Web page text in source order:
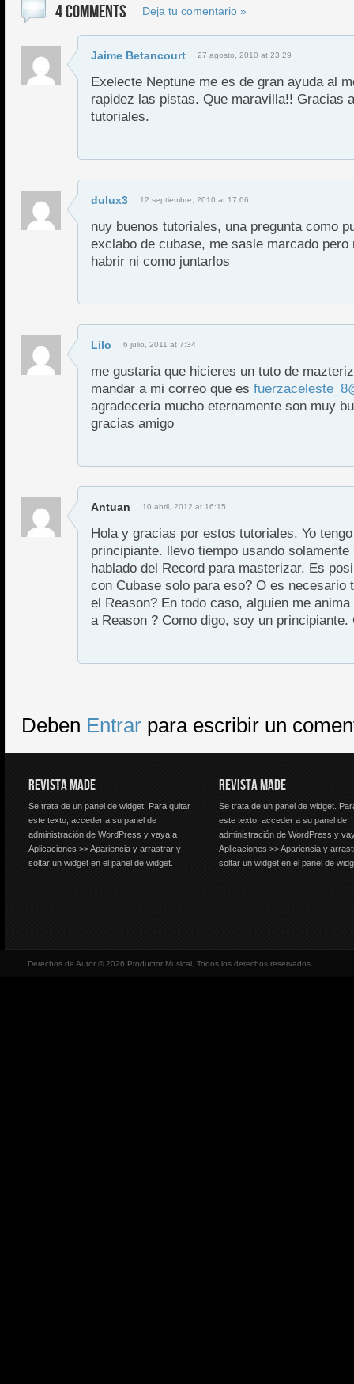
4 COMMENTS Deja tu comentario »
Jaime Betancourt 27 agosto, 2010 at 23:29
Exelecte Neptune me es de gran ayuda al
rapidez las pistas. Que maravilla!! Gracias
tutoriales.
dulux3 12 septiembre, 2010 at 17:06
nuy buenos tutoriales, una pregunta como
exclabo de cubase, me sasle marcado pero
habrir ni como juntarlos
Lilo 6 julio, 2011 at 7:34
me gustaria que hicieres un tuto de
mandar a mi correo que es
agradeceria mucho eternamente son muy
gracias amigo
Antuan 10 abril, 2012 at 16:15
Hola y gracias por estos tutoriales. Yo
principiante. llevo tiempo usando
hablado del Record para masterizar. Es
con Cubase solo para eso? O es necesario
el Reason? En todo caso, alguien me
a Reason ? Como digo, soy un principiante.
Deben Entrar para escribir un
REVISTA MADE
Se trata de un panel de widget. Para quitar
este texto, acceder a su panel de
administración de WordPress y vaya a
Aplicaciones >> Apariencia y arrastrar y
soltar un widget en el panel de widget.
REVISTA MADE
Se trata de un panel de widget.
este texto, acceder a su panel de
administración de WordPress y
Aplicaciones >> Apariencia y
soltar un widget en el panel de
Derechos de Autor © 2026 Productor Musical, Todos los derechos reservados.